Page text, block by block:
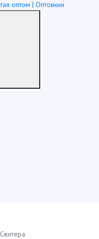
Свитера